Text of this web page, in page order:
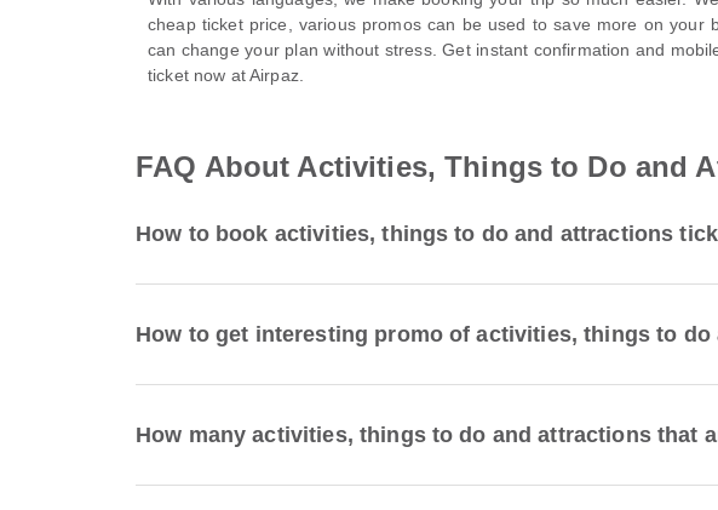
cheap ticket price, various promos can be used to save more on your
can change your plan without stress. Get instant confirmation and
ticket now at Airpaz.
FAQ About Activities, Things to Do and
How to book activities, things to do and attractions
How to get interesting promo of activities, things to do
How many activities, things to do and attractions that